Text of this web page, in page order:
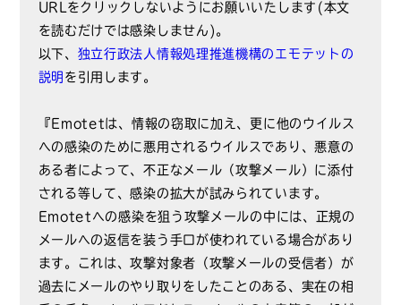
URLをクリックしないようにお願いいたします(本文
を読むだけでは感染しません)。
以下、 独立行政法人情報処理推進機構のエモテットの
説明 を引用します。
『Emotetは、情報の窃取に加え、更に他のウイルス
への感染のために悪用されるウイルスであり、悪意の
ある者によって、不正なメール（攻撃メール）に添付
される等して、感染の拡大が試みられています。
Emotetへの感染を狙う攻撃メールの中には、正規の
メールへの返信を装う手口が使われている場合があり
ます。これは、攻撃対象者（攻撃メールの受信者）が
過去にメールのやり取りをしたことのある、実在の相